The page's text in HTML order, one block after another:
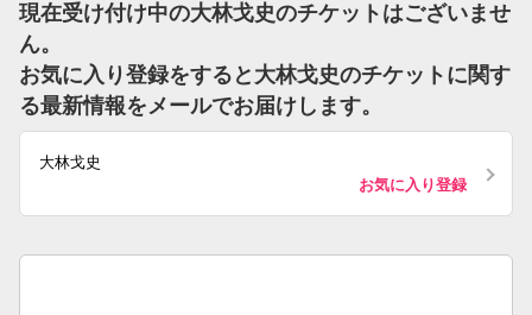
現在受け付け中の大林戈史のチケットはございませ
ん。
お気に入り登録をすると大林戈史のチケットに関す
る最新情報をメールでお届けします。
大林戈史
お気に入り登録